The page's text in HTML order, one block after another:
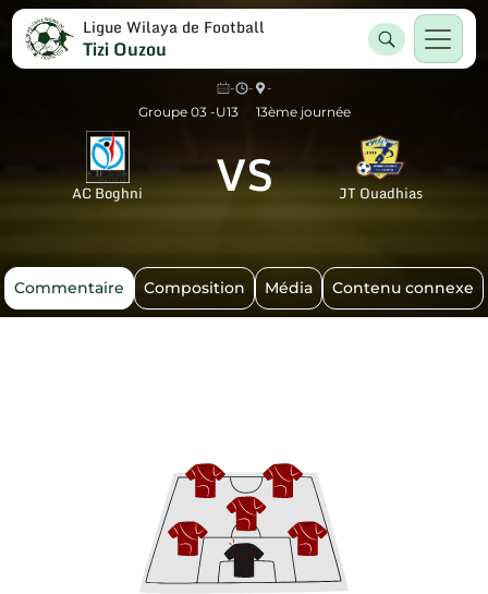
Ligue Wilaya de Football
Tizi Ouzou
- -
-
Groupe 03 -U13
13ème journée
AC Boghni VS JT Ouadhias
Commentaire Composition Média Contenu connexe